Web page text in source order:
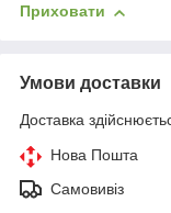
Приховати
Умови доставки
Доставка
Нова Пошта
Самовивіз